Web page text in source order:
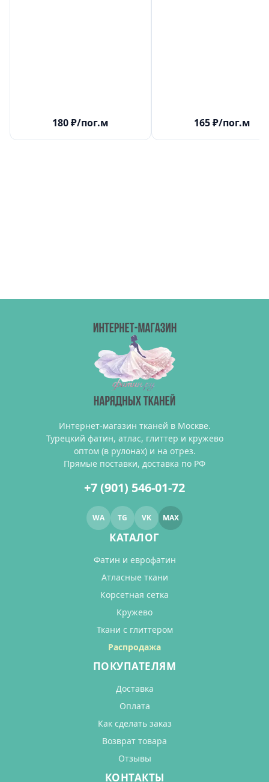
180₽/пог.м 165₽/пог.м
Интернет-магазин тканей в Москве.
Турецкий фатин, атлас, глиттер и кружево
оптом (в рулонах) и на отрез.
Прямые поставки, доставка по РФ
+7 (901) 546-01-72
WA TG VK MAX
КАТАЛОГ
Фатин и еврофатин
Атласные ткани
Корсетная сетка
Кружево
Ткани с глиттером
Распродажа
ПОКУПАТЕЛЯМ
Доставка
Оплата
Как сделать заказ
Возврат товара
Отзывы
КОНТАКТЫ